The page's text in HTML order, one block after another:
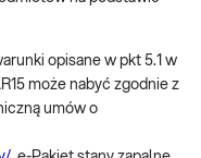
opisane w pkt 5.1 w
może nabyć zgodnie z
umów o